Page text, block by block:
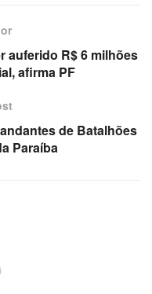
auferido R$ 6 milhões
afirma PF
de Batalhões
Paraíba